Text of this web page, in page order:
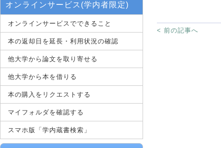
オンラインサービス(学内者限定)
オンラインサービスでできること
本の返却日を延長・利用状況の確認
他大学から論文を取り寄せる
他大学から本を借りる
本の購入をリクエストする
マイフォルダを確認する
スマホ版「学内蔵書検索」
< 前の記事へ